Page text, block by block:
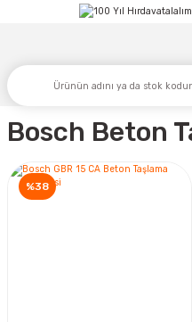
Bosch Beton
%38